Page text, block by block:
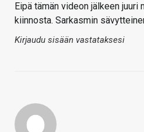
Eipä tämän videon jälkeen juuri
kiinnosta. Sarkasmin
Kirjaudu sisään vastataksesi